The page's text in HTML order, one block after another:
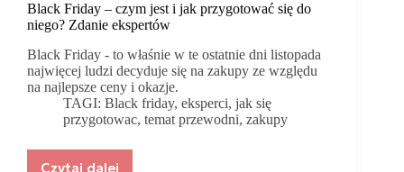
Black Friday – czym jest i jak przygotować się do
niego? Zdanie ekspertów
Black Friday - to właśnie w te ostatnie dni listopada
najwięcej ludzi decyduje się na zakupy ze względu
na najlepsze ceny i okazje.
TAGI: Black friday,eksperci,jak się
przygotowac, temat przewodni, zakupy
Czytaj dalej